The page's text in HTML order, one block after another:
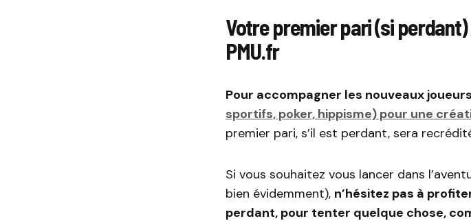
Votre premier pari (si perdant)
PMU.fr
Pour accompagner les nouveaux
sportifs, poker, hippisme) pour une
premier pari, s’il est perdant, sera
Si vous souhaitez vous lancer dans
bien évidemment), n’hésitez pas à
perdant, pour tenter quelque chose,